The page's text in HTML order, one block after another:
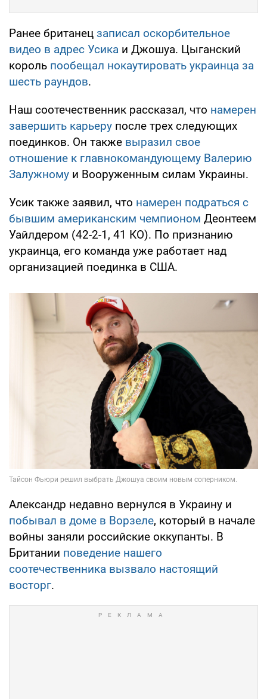
Ранее британец записал оскорбительное
видео в адрес Усика и Джошуа. Цыганский
король пообещал нокаутировать украинца за
шесть раундов.
Наш соотечественник рассказал, что намерен
завершить карьеру после трех следующих
поединков. Он также выразил свое
отношение к главнокомандующему Валерию
Залужному и Вооруженным силам Украины.
Усик также заявил, что намерен подраться с
бывшим американским чемпионом Деонтеем
Уайлдером (42-2-1, 41 КО). По признанию
украинца, его команда уже работает над
организацией поединка в США.
Александр недавно вернулся в Украину и
побывал в доме в Ворзеле, который в начале
войны заняли российские оккупанты. В
Британии поведение нашего
соотечественника вызвало настоящий
восторг.